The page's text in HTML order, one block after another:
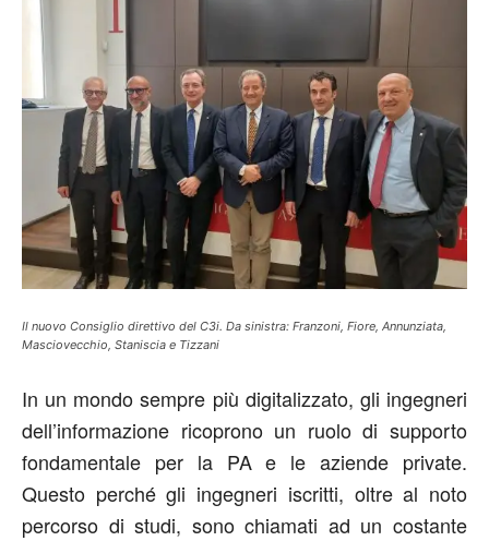
Il nuovo Consiglio direttivo del C3i. Da sinistra: Franzoni, Fiore, Annunziata,
Masciovecchio, Staniscia e Tizzani
In un mondo sempre più digitalizzato, gli ingegneri
dell’informazione ricoprono un ruolo di supporto
fondamentale per la PA e le aziende private.
Questo perché gli ingegneri iscritti, oltre al noto
percorso di studi, sono chiamati ad un costante